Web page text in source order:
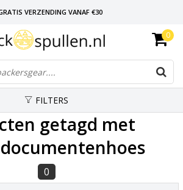
VERZENDING VANAF €30
LIEFDE VOOR BACKPACKEN!
30 DAGEN GRATIS RETOUR
0
FILTERS
getagd met
0